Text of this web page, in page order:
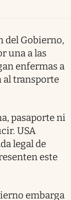
del Gobierno,
una a las
enfermas a
al transporte
pasaporte ni
USA
legal de
este
embarga